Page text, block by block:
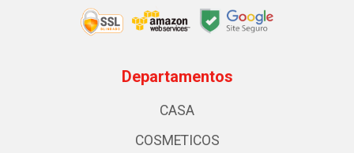
Departamentos
CASA
COSMETICOS